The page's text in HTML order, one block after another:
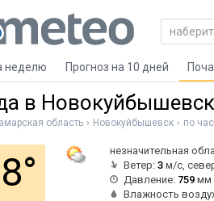
неделю Прогноз на 10 дней
в
область Новокуйбышевск по
незначительная
Ветер: 3 м/с,
Давление: 759 мм
Влажность